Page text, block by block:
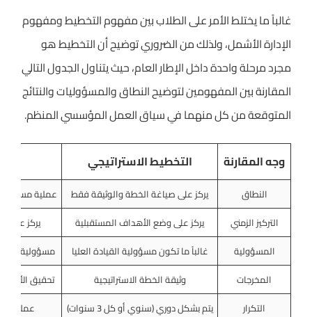
غالباً ما يختلط الأمر على الطلاب بين مفهوم التخطيط ومفهوم
الإدارة الأشمل، ولذلك من الضروري توضيح أن التخطيط هو
مجرد مرحلة واحدة داخل الإطار العام، حيث يتناول الجدول التالي
المقارنة بين المفهومين لتوضيح النطاق والمسؤوليات والنتائج
المتوقعة من كل منهما في سياق العمل المؤسسي المنظم.
وجه المقارنة التخطيط الاستراتيجي
النطاق يركز على صياغة الخطة والوثيقة فقط
عملية مستمرة
التركيز الزمني
يركز على وضع الأهداف المستقبلية
يركز على
المسؤولية
غالباً ما تكون مسؤولية القيادة العليا
مسؤولية
المخرجات
وثيقة الخطة الاستراتيجية
تحقيق
التكرار
يتم بشكل دوري (سنوي أو كل 3 سنوات)
عملية